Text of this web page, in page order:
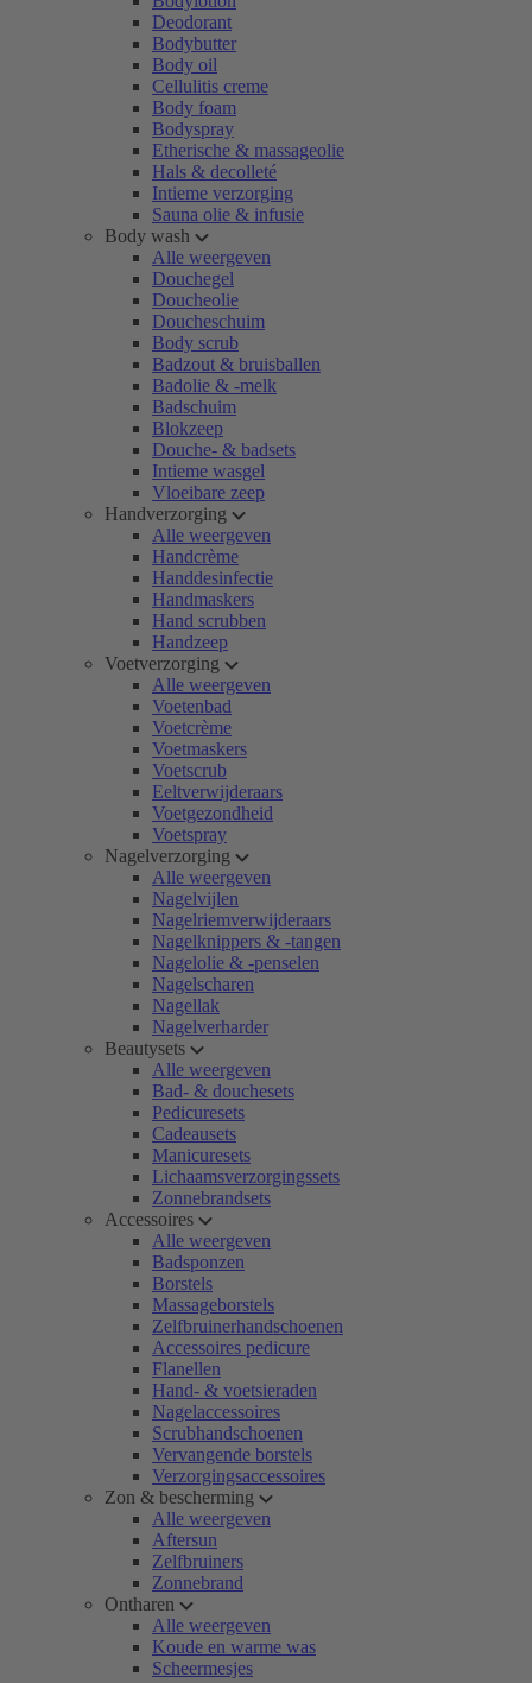
Deodorant
Bodybutter
Body oil
Cellulitis creme
Body foam
Bodyspray
Etherische & massageolie
Hals & decolleté
Intieme verzorging
Sauna olie & infusie
Body wash
Alle weergeven
Douchegel
Doucheolie
Doucheschuim
Body scrub
Badzout & bruisballen
Badolie & -melk
Badschuim
Blokzeep
Douche- & badsets
Intieme wasgel
Vloeibare zeep
Handverzorging
Alle weergeven
Handcrème
Handdesinfectie
Handmaskers
Hand scrubben
Handzeep
Voetverzorging
Alle weergeven
Voetenbad
Voetcrème
Voetmaskers
Voetscrub
Eeltverwijderaars
Voetgezondheid
Voetspray
Nagelverzorging
Alle weergeven
Nagelvijlen
Nagelriemverwijderaars
Nagelknippers & -tangen
Nagelolie & -penselen
Nagelscharen
Nagellak
Nagelverharder
Beautysets
Alle weergeven
Bad- & douchesets
Pedicuresets
Cadeausets
Manicuresets
Lichaamsverzorgingssets
Zonnebrandsets
Accessoires
Alle weergeven
Badsponzen
Borstels
Massageborstels
Zelfbruinerhandschoenen
Accessoires pedicure
Flanellen
Hand- & voetsieraden
Nagelaccessoires
Scrubhandschoenen
Vervangende borstels
Verzorgingsaccessoires
Zon & bescherming
Alle weergeven
Aftersun
Zelfbruiners
Zonnebrand
Ontharen
Alle weergeven
Koude en warme was
Scheermesjes